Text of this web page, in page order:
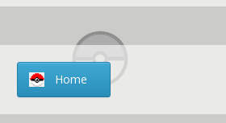
Home